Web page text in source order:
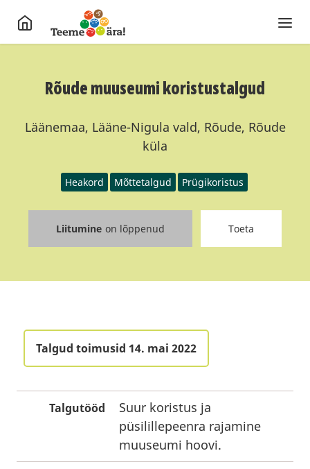
Rõude muuseumi koristustalgud
Läänemaa, Lääne-Nigula vald, Rõude, Rõude
küla
Heakord Mõttetalgud Prügikoristus
Liitumine on lõppenud Toeta
Talgud toimusid 14. mai 2022
Talgutööd
Suur koristus ja
püsilillepeenra rajamine
muuseumi hoovi.